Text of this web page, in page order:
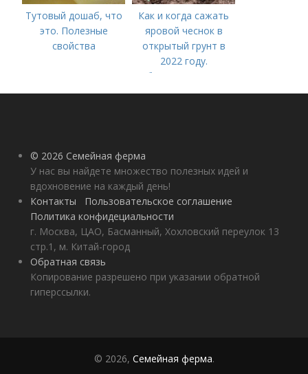
Тутовый дошаб, что
это. Полезные
свойства
Как и когда сажать
яровой чеснок в
открытый грунт в
2022 году.
Добавление статьи в
новую подборку
© 2026 Семейная ферма
У нас вы найдете множество полезных идей и
вдохновение на каждый день!
Контакты
Пользовательское соглашение
Политика конфидециальности
г. Москва, ЦАО, Басманный, Хохловский переулок 13
стр.1, м. Китай-город
Обратная связь
Копирование разрешено при указании обратной
гиперссылки.
© 2026, Семейная ферма.